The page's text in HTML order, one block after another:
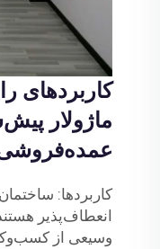
کاربردهای
ماژولار
کاربردها:
انعطاف‌پذیر
وسیعی از